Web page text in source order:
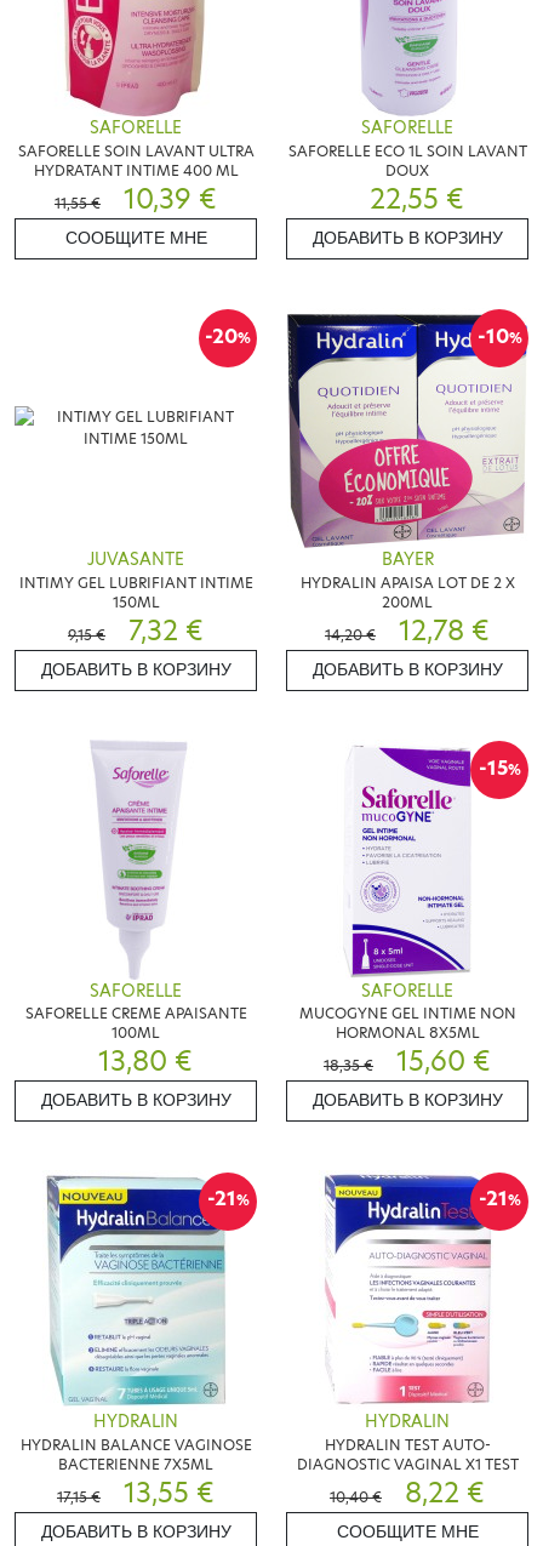
SAFORELLE
SAFORELLE SOIN LAVANT ULTRA
HYDRATANT INTIME 400 ML
11,55 €
10,39 €
СООБЩИТЕ МНЕ
SAFORELLE
SAFORELLE ECO 1L SOIN LAVANT
DOUX
22,55 €
ДОБАВИТЬ В КОРЗИНУ
-20%
JUVASANTE
INTIMY GEL LUBRIFIANT INTIME
150ML
9,15 €
7,32 €
ДОБАВИТЬ В КОРЗИНУ
-10%
BAYER
HYDRALIN APAISA LOT DE 2 X
200ML
14,20 €
12,78 €
ДОБАВИТЬ В КОРЗИНУ
SAFORELLE
SAFORELLE CREME APAISANTE
100ML
13,80 €
ДОБАВИТЬ В КОРЗИНУ
-15%
SAFORELLE
MUCOGYNE GEL INTIME NON
HORMONAL 8X5ML
18,35 €
15,60 €
ДОБАВИТЬ В КОРЗИНУ
-21%
HYDRALIN
HYDRALIN BALANCE VAGINOSE
BACTERIENNE 7X5ML
17,15 €
13,55 €
ДОБАВИТЬ В КОРЗИНУ
-21%
HYDRALIN
HYDRALIN TEST AUTO-
DIAGNOSTIC VAGINAL X1 TEST
10,40 €
8,22 €
СООБЩИТЕ МНЕ